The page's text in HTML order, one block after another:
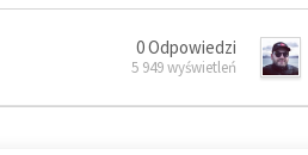
0 Odpowiedzi
5 949 wyświetleń